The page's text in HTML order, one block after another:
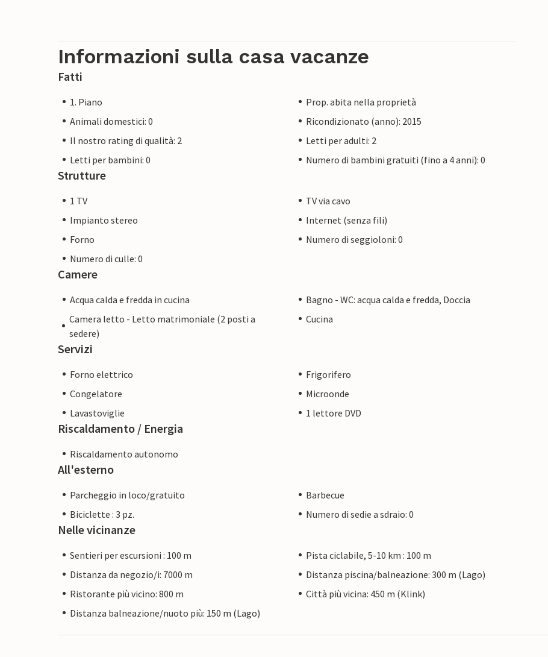
all'autostrada dista circa 17 km.
Informazioni sulla casa vacanze
Fatti
1. Piano
Prop. abita nella proprietà
Animali domestici: 0
Ricondizionato (anno): 2015
Il nostro rating di qualità: 2
Letti per adulti: 2
Letti per bambini: 0
Numero di bambini gratuiti (fino a 4 anni): 0
Strutture
1 TV
TV via cavo
Impianto stereo
Internet (senza fili)
Forno
Numero di seggioloni: 0
Numero di culle: 0
Camere
Acqua calda e fredda in cucina
Bagno - WC: acqua calda e fredda, Doccia
Camera letto - Letto matrimoniale (2 posti a
sedere)
Cucina
Servizi
Forno elettrico
Frigorifero
Congelatore
Microonde
Lavastoviglie
1 lettore DVD
Riscaldamento / Energia
Riscaldamento autonomo
All'esterno
Parcheggio in loco/gratuito
Barbecue
Biciclette : 3 pz.
Numero di sedie a sdraio: 0
Nelle vicinanze
Sentieri per escursioni : 100 m
Pista ciclabile, 5-10 km : 100 m
Distanza da negozio/i: 7000 m
Distanza piscina/balneazione: 300 m (Lago)
Ristorante più vicino: 800 m
Città più vicina: 450 m (Klink)
Distanza balneazione/nuoto più: 150 m (Lago)